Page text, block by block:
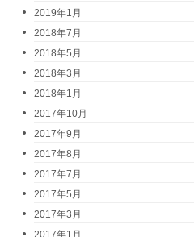
2019年1月
2018年7月
2018年5月
2018年3月
2018年1月
2017年10月
2017年9月
2017年8月
2017年7月
2017年5月
2017年3月
2017年1月